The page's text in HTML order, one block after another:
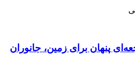
پنهان برای زمین، جانوران